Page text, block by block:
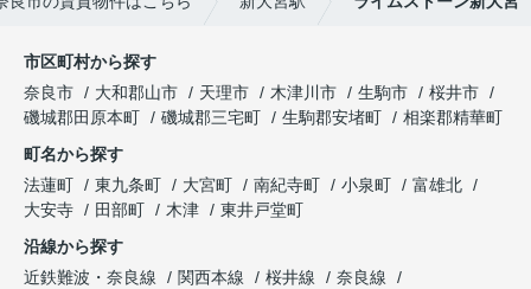
市区町村から探す
奈良市
大和郡山市 天理市 木津川市 生駒市
桜井市
磯城郡田原本町
磯城郡三宅町 生駒郡安堵町
相楽郡精華町
町名から探す
法蓮町
東九条町 大宮町 南紀寺町 小泉町
富雄北
大安寺
田部町 木津
東井戸堂町
沿線から探す
近鉄難波・奈良線
関西本線 桜井線
奈良線